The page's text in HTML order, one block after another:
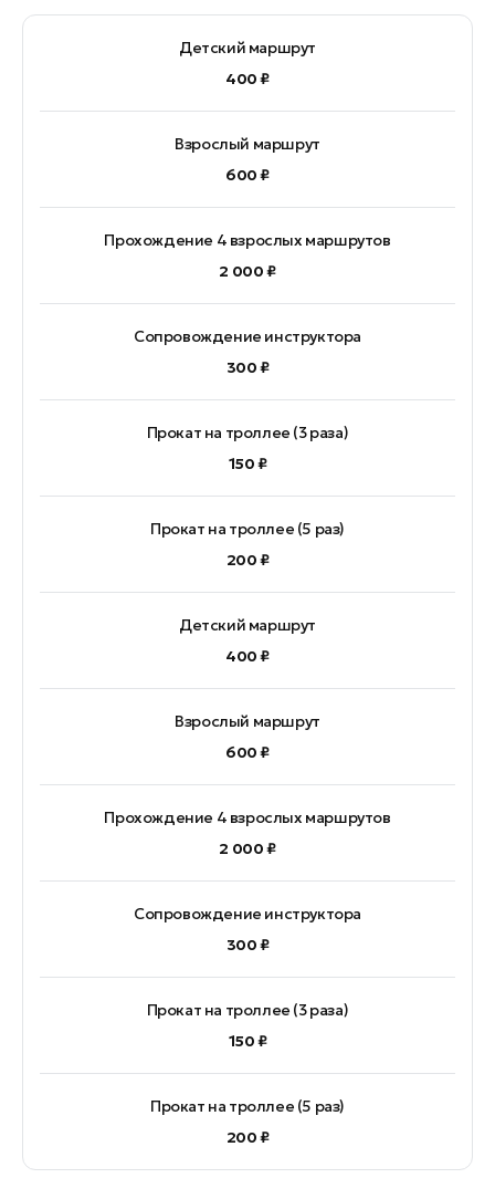
Детский маршрут
400 ₽
Взрослый маршрут
600 ₽
Прохождение 4 взрослых маршрутов
2 000 ₽
Сопровождение инструктора
300 ₽
Прокат на троллее (3 раза)
150 ₽
Прокат на троллее (5 раз)
200 ₽
Детский маршрут
400 ₽
Взрослый маршрут
600 ₽
Прохождение 4 взрослых маршрутов
2 000 ₽
Сопровождение инструктора
300 ₽
Прокат на троллее (3 раза)
150 ₽
Прокат на троллее (5 раз)
200 ₽